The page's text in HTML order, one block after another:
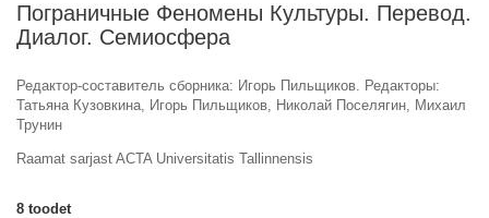
Пограничные Феномены Культуры. Перевод.
Диалог. Семиосфера
Редактор-составитель сборника: Игорь Пильщиков. Редакторы:
Татьяна Кузовкина, Игорь Пильщиков, Николай Поселягин, Михаил
Трунин
Raamat sarjast ACTA Universitatis Tallinnensis
8 toodet